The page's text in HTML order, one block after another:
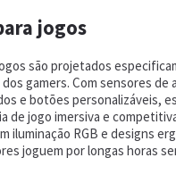
jogos
são projetados
gamers. Com sensores de
e botões personalizáveis,
de jogo imersiva e
iluminação RGB e designs
joguem por longas horas